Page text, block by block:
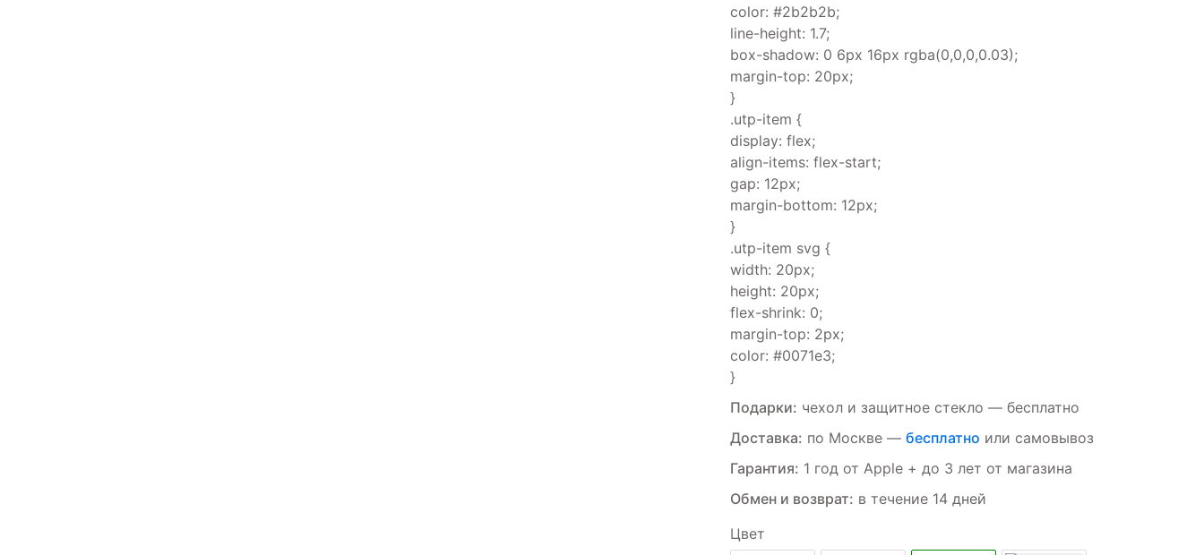
color: #2b2b2b;
line-height: 1.7;
box-shadow: 0 6px 16px rgba(0,0,0,0.03);
margin-top: 20px;
}
.utp-item {
display: flex;
align-items: flex-start;
gap: 12px;
margin-bottom: 12px;
}
.utp-item svg {
width: 20px;
height: 20px;
flex-shrink: 0;
margin-top: 2px;
color: #0071e3;
}
Подарки: чехол и защитное стекло — бесплатно
Доставка: по Москве — бесплатно или самовывоз
Гарантия: 1 год от Apple + до 3 лет от магазина
Обмен и возврат: в течение 14 дней
Цвет